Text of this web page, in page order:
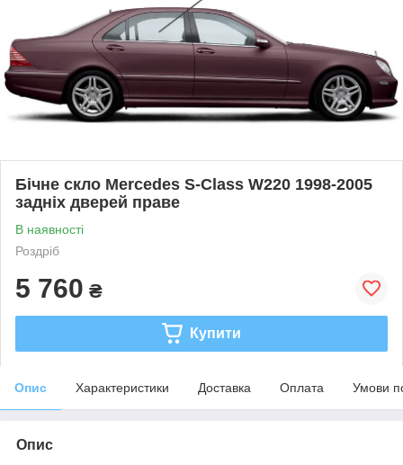
Бічне скло Mercedes S-Class W220 1998-2005
задніх дверей праве
В наявності
Роздріб
5 760 ₴
Купити
Опис Характеристики Доставка Оплата Умови
Опис